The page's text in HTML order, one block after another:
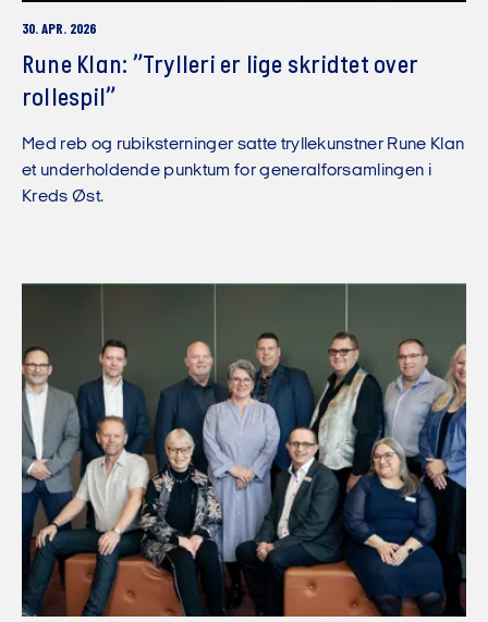
30. APR. 2026
Rune Klan: ”Trylleri er lige skridtet over
rollespil”
Med reb og rubiksterninger satte tryllekunstner Rune Klan
et underholdende punktum for generalforsamlingen i
Kreds Øst.